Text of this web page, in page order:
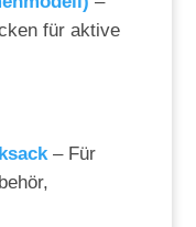
für aktive
– Für